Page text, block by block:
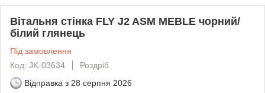
Вітальня стінка FLY J2 ASM MEBLE чорний/
білий глянець
Під замовлення
Код: JK-03634
Роздріб
Відправка з 28 серпня 2026